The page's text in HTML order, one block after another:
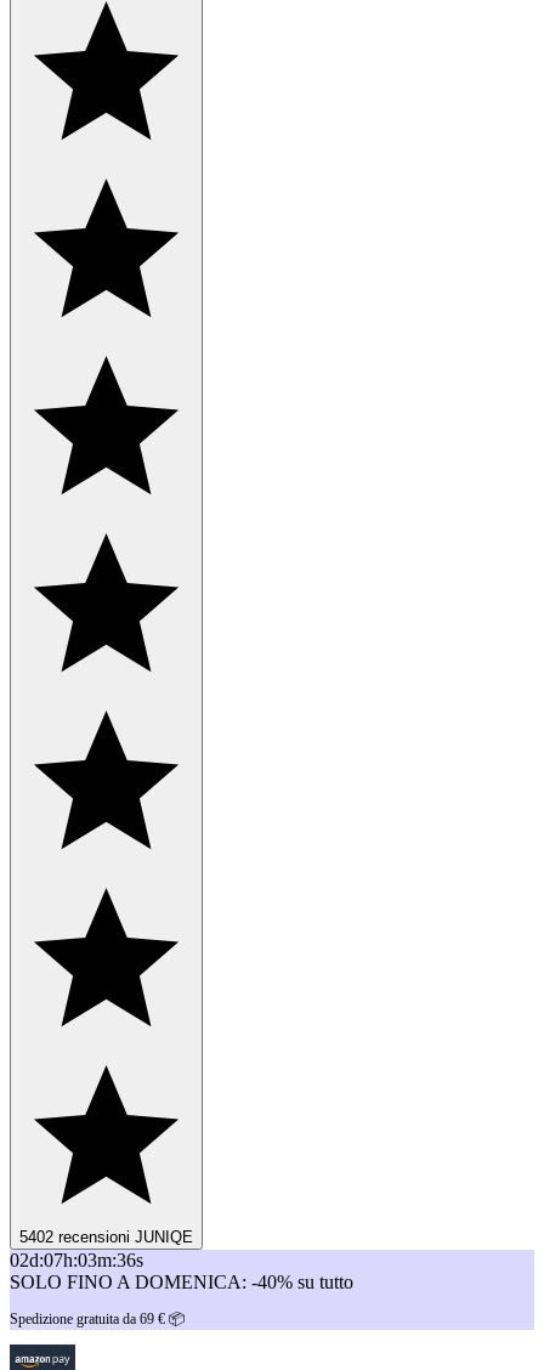
5402 recensioni JUNIQE
02d:07h:03m:36s
SOLO FINO A DOMENICA: -40% su tutto
Spedizione gratuita da 69 € 📦